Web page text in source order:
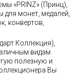
«PRINZ» (Принц),
монет, медалей,
конвертов,
Коллекция),
видам
полезную и
Вы